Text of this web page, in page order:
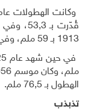
1913 بـ 59 ملم، وفي عام 1914 بـ 102,1، وفي 1919 بـ 99,6 ملم.
الهطول بـ 76,5 ملم.
تذبذب